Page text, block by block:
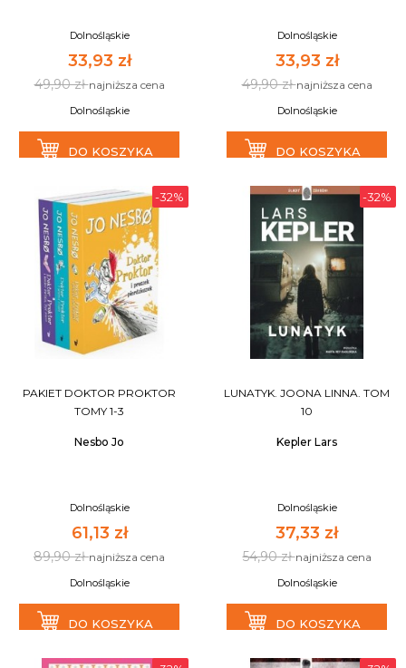
Dolnośląskie
33,93 zł
49,90 złnajniższa cena
Dolnośląskie
DO KOSZYKA
Dolnośląskie
33,93 zł
49,90 złnajniższa cena
Dolnośląskie
DO KOSZYKA
-32%
PAKIET DOKTOR PROKTOR
TOMY 1-3
Nesbo Jo
Dolnośląskie
61,13 zł
89,90 złnajniższa cena
Dolnośląskie
DO KOSZYKA
-32%
LUNATYK. JOONA LINNA. TOM
10
Kepler Lars
Dolnośląskie
37,33 zł
54,90 złnajniższa cena
Dolnośląskie
DO KOSZYKA